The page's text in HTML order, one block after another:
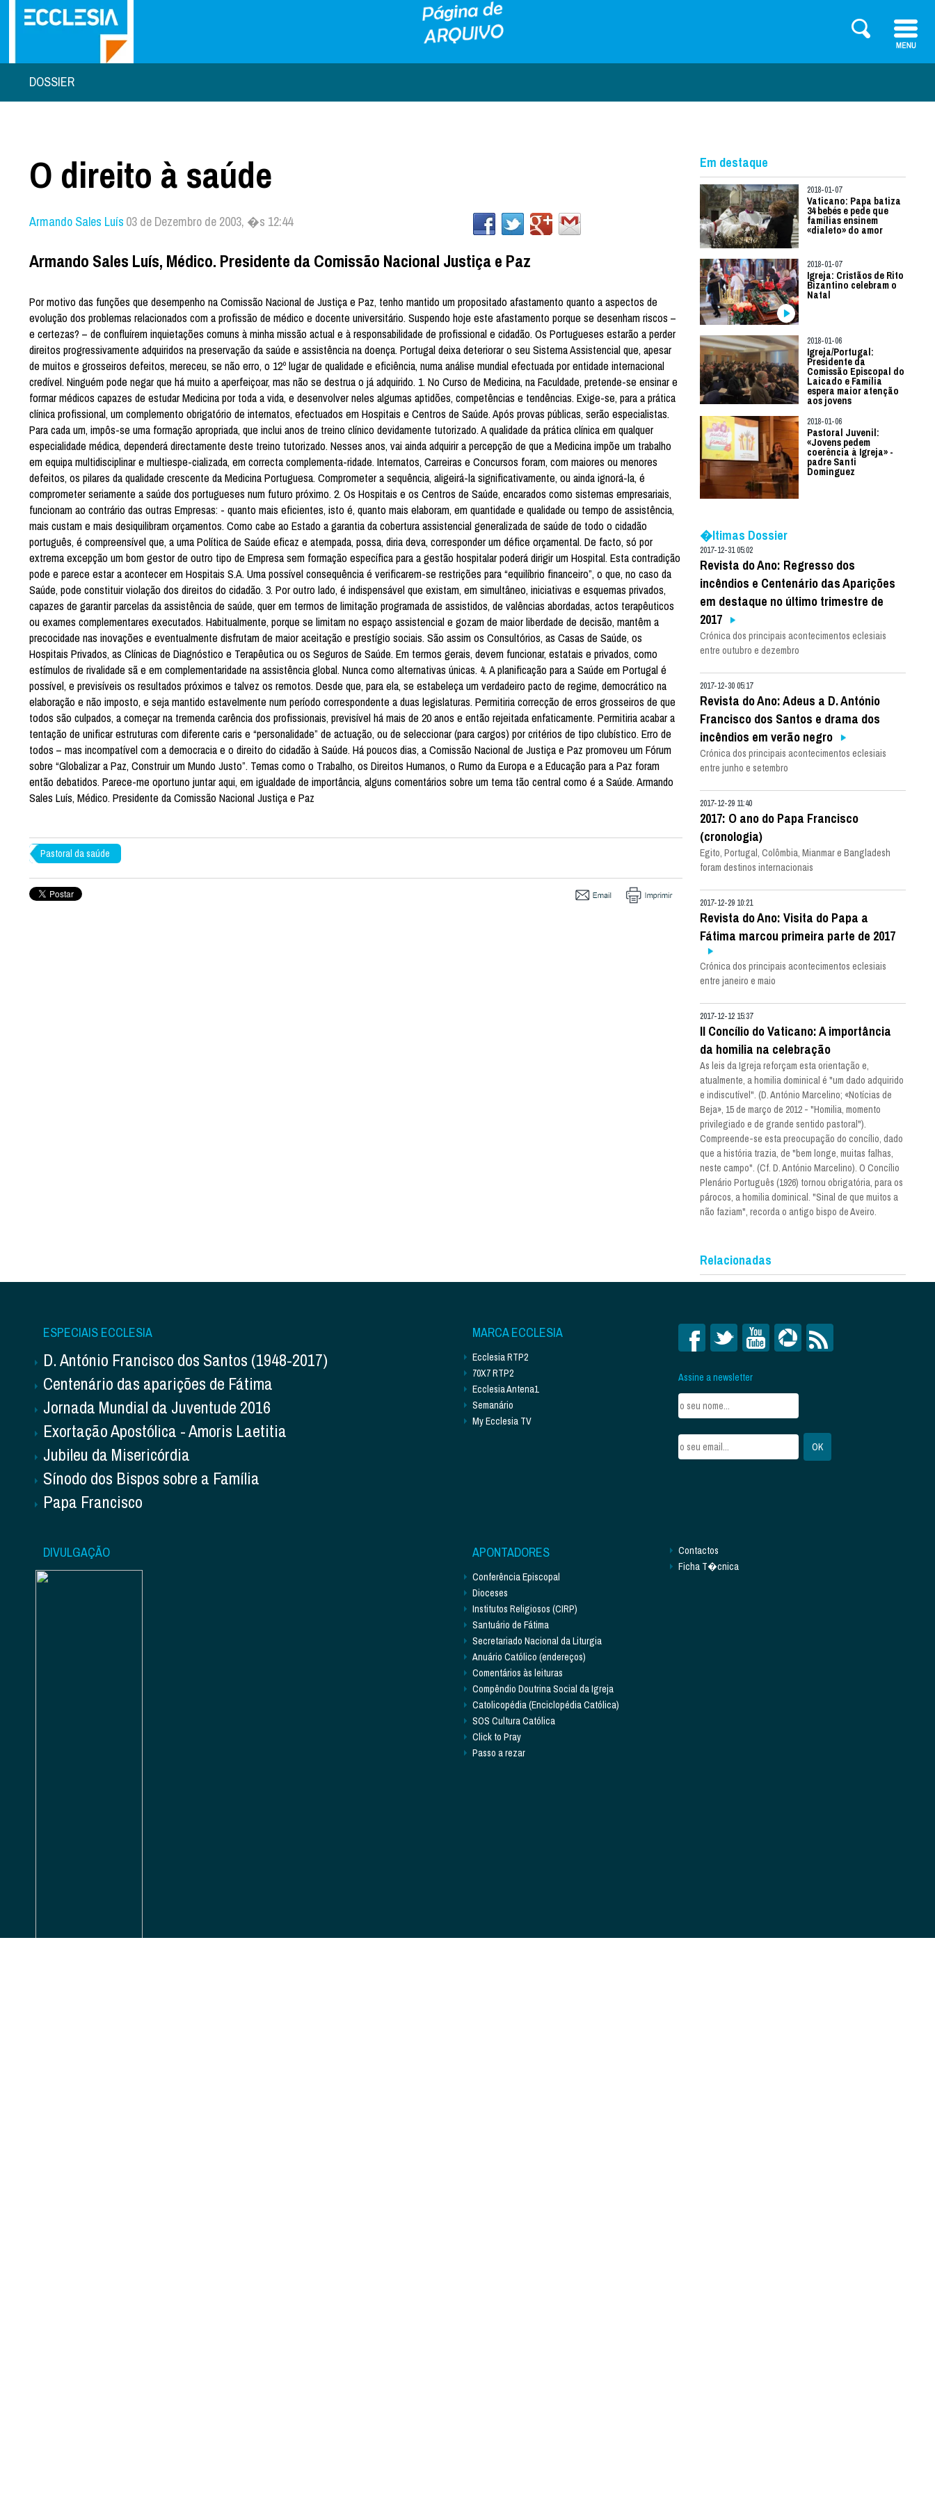
DOSSIER
O direito à saúde
Armando Sales Luís 03 de Dezembro de 2003, �s 12:44
Armando Sales Luís, Médico. Presidente da Comissão Nacional Justiça e Paz
Por motivo das funções que desempenho na Comissão Nacional de Justiça e Paz, tenho mantido um propositado afastamento quanto a aspectos de
evolução dos problemas relacionados com a profissão de médico e docente universitário. Suspendo hoje este afastamento porque se desenham riscos –
e certezas? – de confluírem inquietações comuns à minha missão actual e à responsabilidade de profissional e cidadão. Os Portugueses estarão a perder
direitos progressivamente adquiridos na preservação da saúde e assistência na doença. Portugal deixa deteriorar o seu Sistema Assistencial que, apesar
de muitos e grosseiros defeitos, mereceu, se não erro, o 12º lugar de qualidade e eficiência, numa análise mundial efectuada por entidade internacional
credível. Ninguém pode negar que há muito a aperfeiçoar, mas não se destrua o já adquirido. 1. No Curso de Medicina, na Faculdade, pretende-se ensinar e
formar médicos capazes de estudar Medicina por toda a vida, e desenvolver neles algumas aptidões, competências e tendências. Exige-se, para a prática
clínica profissional, um complemento obrigatório de internatos, efectuados em Hospitais e Centros de Saúde. Após provas públicas, serão especialistas.
Para cada um, impôs-se uma formação apropriada, que inclui anos de treino clínico devidamente tutorizado. A qualidade da prática clínica em qualquer
especialidade médica, dependerá directamente deste treino tutorizado. Nesses anos, vai ainda adquirir a percepção de que a Medicina impõe um trabalho
em equipa multidisciplinar e multiespe-cializada, em correcta complementa-ridade. Internatos, Carreiras e Concursos foram, com maiores ou menores
defeitos, os pilares da qualidade crescente da Medicina Portuguesa. Comprometer a sequência, aligeirá-la significativamente, ou ainda ignorá-la, é
comprometer seriamente a saúde dos portugueses num futuro próximo. 2. Os Hospitais e os Centros de Saúde, encarados como sistemas empresariais,
funcionam ao contrário das outras Empresas: - quanto mais eficientes, isto é, quanto mais elaboram, em quantidade e qualidade ou tempo de assistência,
mais custam e mais desiquilibram orçamentos. Como cabe ao Estado a garantia da cobertura assistencial generalizada de saúde de todo o cidadão
português, é compreensível que, a uma Política de Saúde eficaz e atempada, possa, diria deva, corresponder um défice orçamental. De facto, só por
extrema excepção um bom gestor de outro tipo de Empresa sem formação específica para a gestão hospitalar poderá dirigir um Hospital. Esta contradição
pode e parece estar a acontecer em Hospitais S.A. Uma possível consequência é verificarem-se restrições para “equilíbrio financeiro”, o que, no caso da
Saúde, pode constituir violação dos direitos do cidadão. 3. Por outro lado, é indispensável que existam, em simultâneo, iniciativas e esquemas privados,
capazes de garantir parcelas da assistência de saúde, quer em termos de limitação programada de assistidos, de valências abordadas, actos terapêuticos
ou exames complementares executados. Habitualmente, porque se limitam no espaço assistencial e gozam de maior liberdade de decisão, mantêm a
precocidade nas inovações e eventualmente disfrutam de maior aceitação e prestígio sociais. São assim os Consultórios, as Casas de Saúde, os
Hospitais Privados, as Clínicas de Diagnóstico e Terapêutica ou os Seguros de Saúde. Em termos gerais, devem funcionar, estatais e privados, como
estímulos de rivalidade sã e em complementaridade na assistência global. Nunca como alternativas únicas. 4. A planificação para a Saúde em Portugal é
possível, e previsíveis os resultados próximos e talvez os remotos. Desde que, para ela, se estabeleça um verdadeiro pacto de regime, democrático na
elaboração e não imposto, e seja mantido estavelmente num período correspondente a duas legislaturas. Permitiria correcção de erros grosseiros de que
todos são culpados, a começar na tremenda carência dos profissionais, previsível há mais de 20 anos e então rejeitada enfaticamente. Permitiria acabar a
tentação de unificar estruturas com diferente caris e “personalidade” de actuação, ou de seleccionar (para cargos) por critérios de tipo clubístico. Erro de
todos – mas incompatível com a democracia e o direito do cidadão à Saúde. Há poucos dias, a Comissão Nacional de Justiça e Paz promoveu um Fórum
sobre “Globalizar a Paz, Construir um Mundo Justo”. Temas como o Trabalho, os Direitos Humanos, o Rumo da Europa e a Educação para a Paz foram
então debatidos. Parece-me oportuno juntar aqui, em igualdade de importância, alguns comentários sobre um tema tão central como é a Saúde. Armando
Sales Luís, Médico. Presidente da Comissão Nacional Justiça e Paz
Pastoral da saúde
Em destaque
2018-01-07
Vaticano: Papa batiza
34 bebés e pede que
famílias ensinem
«dialeto» do amor
2018-01-07
Igreja: Cristãos de Rito
Bizantino celebram o
Natal
2018-01-06
Igreja/Portugal:
Presidente da
Comissão Episcopal do
Laicado e Família
espera maior atenção
aos jovens
2018-01-06
Pastoral Juvenil:
«Jovens pedem
coerência à Igreja» -
padre Santi
Dominguez
�ltimas Dossier
2017-12-31 05:02
Revista do Ano: Regresso dos
incêndios e Centenário das Aparições
em destaque no último trimestre de
2017
Crónica dos principais acontecimentos eclesiais
entre outubro e dezembro
2017-12-30 05:17
Revista do Ano: Adeus a D. António
Francisco dos Santos e drama dos
incêndios em verão negro
Crónica dos principais acontecimentos eclesiais
entre junho e setembro
2017-12-29 11:40
2017: O ano do Papa Francisco
(cronologia)
Egito, Portugal, Colômbia, Mianmar e Bangladesh
foram destinos internacionais
2017-12-29 10:21
Revista do Ano: Visita do Papa a
Fátima marcou primeira parte de 2017
Crónica dos principais acontecimentos eclesiais
entre janeiro e maio
2017-12-12 15:37
II Concílio do Vaticano: A importância
da homilia na celebração
As leis da Igreja reforçam esta orientação e,
atualmente, a homilia dominical é "um dado adquirido
e indiscutível". (D. António Marcelino; «Notícias de
Beja», 15 de março de 2012 - "Homilia, momento
privilegiado e de grande sentido pastoral").
Compreende-se esta preocupação do concílio, dado
que a história trazia, de "bem longe, muitas falhas,
neste campo". (Cf. D. António Marcelino). O Concílio
Plenário Português (1926) tornou obrigatória, para os
párocos, a homilia dominical. "Sinal de que muitos a
não faziam", recorda o antigo bispo de Aveiro.
Relacionadas
ESPECIAIS ECCLESIA
D. António Francisco dos Santos (1948-2017)
Centenário das aparições de Fátima
Jornada Mundial da Juventude 2016
Exortação Apostólica - Amoris Laetitia
Jubileu da Misericórdia
Sínodo dos Bispos sobre a Família
Papa Francisco
MARCA ECCLESIA
Ecclesia RTP2
70X7 RTP2
Ecclesia Antena1
Semanário
My Ecclesia TV
Assine a newsletter
DIVULGAÇÃO APONTADORES
Conferência Episcopal
Dioceses
Institutos Religiosos (CIRP)
Santuário de Fátima
Secretariado Nacional da Liturgia
Anuário Católico (endereços)
Comentários às leituras
Compêndio Doutrina Social da Igreja
Catolicopédia (Enciclopédia Católica)
SOS Cultura Católica
Click to Pray
Passo a rezar
Contactos
Ficha T�cnica